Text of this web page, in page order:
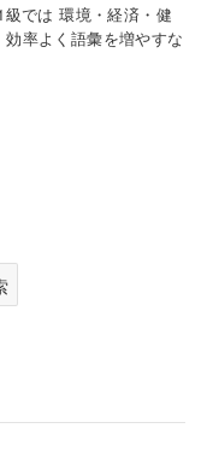
では 環境・経済・健
率よく語彙を増やすな